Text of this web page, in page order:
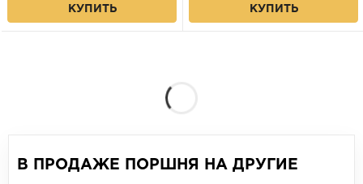
КУПИТЬ КУПИТЬ
В ПРОДАЖЕ ПОРШНЯ НА ДРУГИЕ